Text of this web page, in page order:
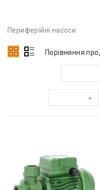
Периферійні насоси
Порівняння